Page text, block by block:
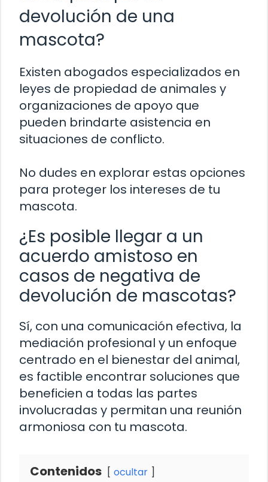
devolución de una
mascota?
Existen abogados especializados en
leyes de propiedad de animales y
organizaciones de apoyo que
pueden brindarte asistencia en
situaciones de conflicto.
No dudes en explorar estas opciones
para proteger los intereses de tu
mascota.
¿Es posible llegar a un
acuerdo amistoso en
casos de negativa de
devolución de mascotas?
Sí, con una comunicación efectiva, la
mediación profesional y un enfoque
centrado en el bienestar del animal,
es factible encontrar soluciones que
beneficien a todas las partes
involucradas y permitan una reunión
armoniosa con tu mascota.
Contenidos ocultar